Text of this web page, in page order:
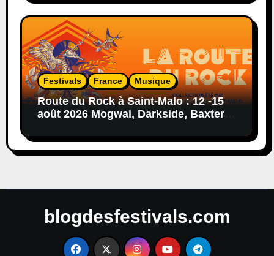
Festivals France Musique
Route du Rock à Saint-Malo : 12 -15
août 2026 Mogwai, Darkside, Baxter
blogdesfestivals.com